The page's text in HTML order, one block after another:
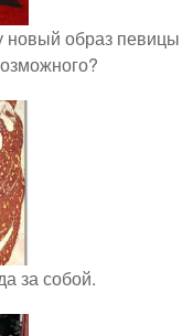
образ певицы
за собой.